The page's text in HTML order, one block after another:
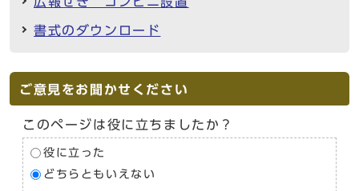
書式のダウンロード
ご意見をお聞かせください
このページは役に立ちましたか？
役に立った
どちらともいえない